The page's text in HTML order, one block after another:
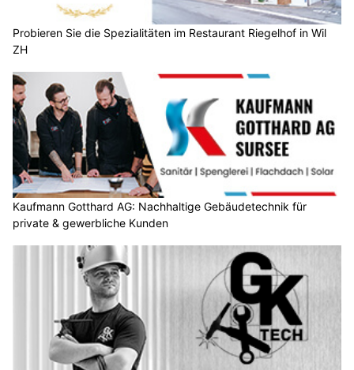
Probieren Sie die Spezialitäten im Restaurant Riegelhof in Wil
ZH
Kaufmann Gotthard AG: Nachhaltige Gebäudetechnik für
private & gewerbliche Kunden